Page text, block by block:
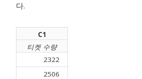
다.
C1
티켓 수량
2322
2506